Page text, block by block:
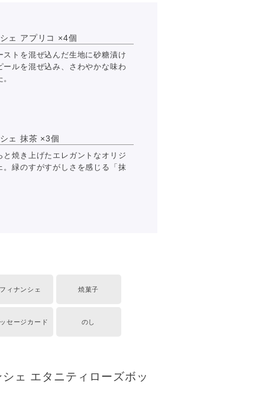
ェ アプリコ ×4個
ストを混ぜ込んだ生地に砂糖漬け
ールを混ぜ込み、さわやかな味わ
ェ 抹茶 ×3個
と焼き上げたエレガントなオリジ
。緑のすがすがしさを感じる「抹
フィナンシェ 焼菓子
セージカード のし
ェ エタニティローズボッ